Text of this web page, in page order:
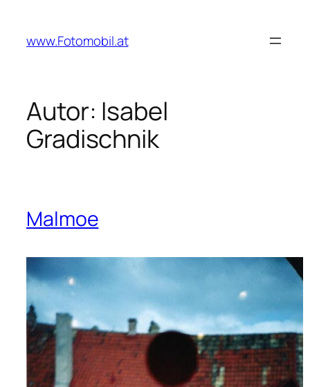
springen
www.Fotomobil.at
Autor: Isabel
Gradischnik
Malmoe